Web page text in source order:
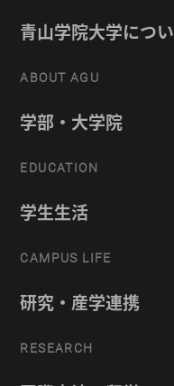
青山学院大学につ
ABOUT AGU
学部・大学院
EDUCATION
学生生活
CAMPUS LIFE
研究・産学連携
RESEARCH